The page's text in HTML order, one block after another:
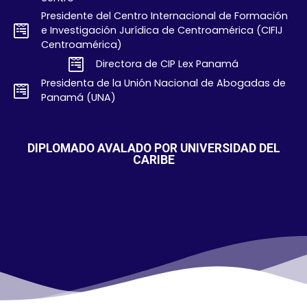
Presidente del Centro Internacional de Formación
e Investigación Jurídica de Centroamérica (CIFIJ
Centroamérica)
Directora de CIP Lex Panamá
Presidenta de la Unión Nacional de Abogadas de
Panamá (UNA)
DIPLOMADO AVALADO POR UNIVERSIDAD DEL
CARIBE